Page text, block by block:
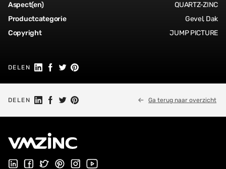
Aspect(en)
QUARTZ-ZINC
Productcategorie
Gevel, Dak
Copyright
JUMP PICTURE
DELEN Share on Linkedin
Share on Facebook
Share on Twitter
Share on Pinterest
DELEN Share on Linkedin
Share on Facebook
Share on Twitter
Share on Pinterest Ga terug naar overzicht
Follow us on LinkedIn
Follow us on Facebook
Follow us on Twitter
Follow us on Pinterest
Follow us on Instagram
Visit our Youtube channel